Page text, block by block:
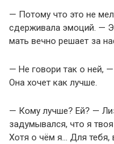
— Потому что это не
сдерживала эмоций. —
мать вечно решает за
— Не говори так о ней,
Она хочет как лучше.
— Кому лучше? Ей? —
задумывался, что я
Хотя о чём я… Для тебя,